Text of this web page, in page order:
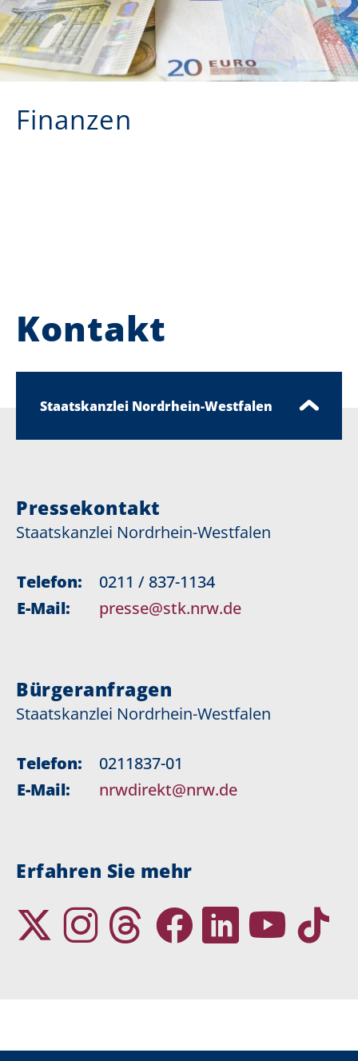
Finanzen
Kontakt
Staatskanzlei Nordrhein-Westfalen
Pressekontakt
Staatskanzlei Nordrhein-Westfalen
Telefon:
0211 / 837-1134
E-Mail:
presse@stk.nrw.de
Bürgeranfragen
Staatskanzlei Nordrhein-Westfalen
Telefon:
0211837-01
E-Mail:
nrwdirekt@nrw.de
Erfahren Sie mehr